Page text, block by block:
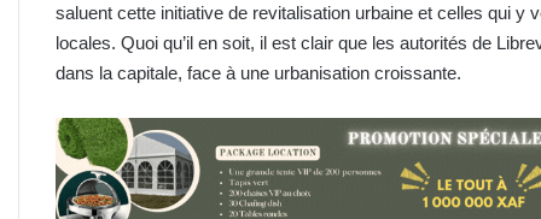
saluent cette initiative de revitalisation urbaine et celles qui y
locales. Quoi qu’il en soit, il est clair que les autorités de
dans la capitale, face à une urbanisation croissante.